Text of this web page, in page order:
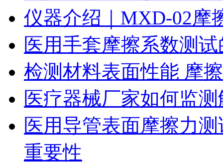
仪器介绍｜MXD-02摩
医用手套摩擦系数测
检测材料表面性能 摩
医疗器械厂家如何监
医用导管表面摩擦力
重要性